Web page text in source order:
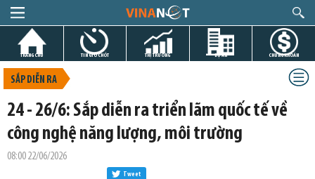
TRANG CHỦ TIN GIỜ CHÓT THỊ TRƯỜNG DỰ ÁN CHỨNG KHOÁN
SẮP DIỄN RA
24 - 26/6: Sắp diễn ra triển lãm quốc tế về
công nghệ năng lượng, môi trường
08:00 22/06/2026
Tweet